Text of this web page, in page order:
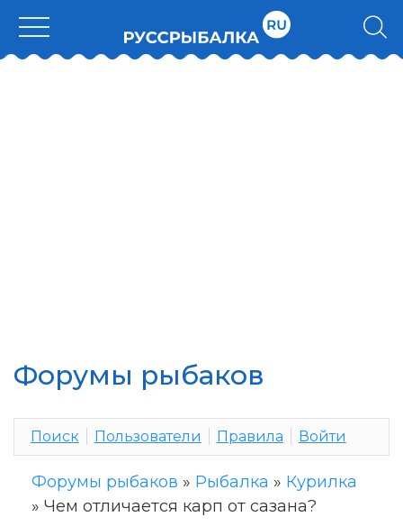
Форумы рыбаков
Поиск Пользователи Правила Войти
Форумы рыбаков » Рыбалка » Курилка
»Чем отличается карп от сазана?